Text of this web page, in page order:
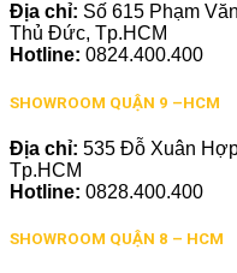
Địa chỉ: Số 615 Phạm
Thủ Đức, Tp.HCM
Hotline: 0824.400.400
SHOWROOM QUẬN 9 –HCM
Địa chỉ: 535 Đỗ Xuân
Tp.HCM
Hotline: 0828.400.400
SHOWROOM QUẬN 8 – HCM